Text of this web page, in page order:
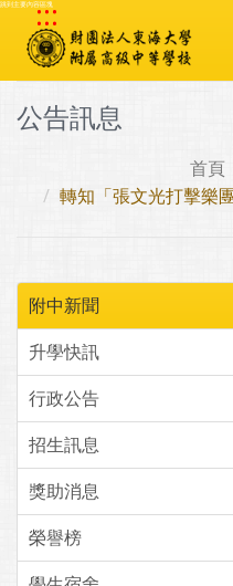
跳到主要內容區塊
:::
公告訊息
首頁
轉知「張文光打擊樂
附中新聞
升學快訊
行政公告
招生訊息
獎助消息
榮譽榜